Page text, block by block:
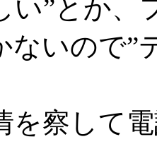
い”とか、
ないので”
を察して